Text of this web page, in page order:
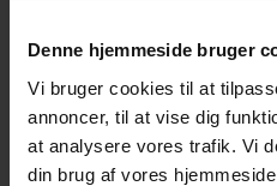
Denne hjemmeside bruger
Vi bruger cookies til at
annoncer, til at vise dig
at analysere vores trafik. Vi
din brug af vores